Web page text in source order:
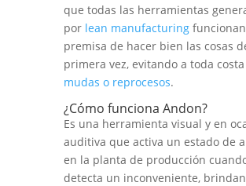
que todas las herramientas
por lean manufacturing
premisa de hacer bien las cosas
primera vez, evitando a toda
mudas o reprocesos.
¿Cómo funciona Andon?
Es una herramienta visual y en
auditiva que activa un estado de
en la planta de producción
detecta un inconveniente,